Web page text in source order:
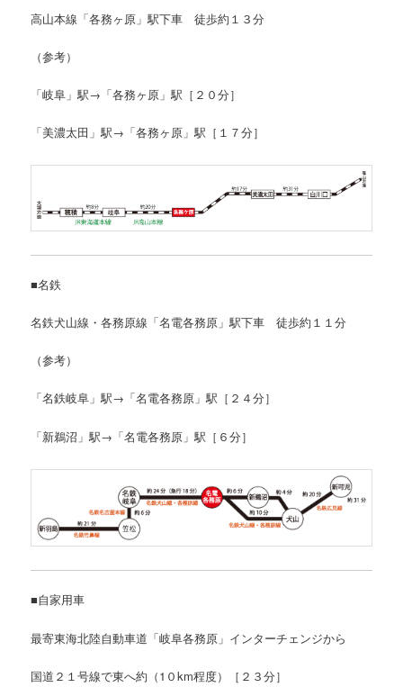
高山本線「各務ヶ原」駅下車 徒歩約１３分
（参考）
「岐阜」駅→「各務ヶ原」駅［２０分］
「美濃太田」駅→「各務ヶ原」駅［１７分］
■名鉄
名鉄犬山線・各務原線「名電各務原」駅下車 徒歩約１１分
（参考）
「名鉄岐阜」駅→「名電各務原」駅［２４分］
「新鵜沼」駅→「名電各務原」駅［６分］
■自家用車
最寄東海北陸自動車道「岐阜各務原」インターチェンジから
国道２１号線で東へ約（1０km程度）［２３分］